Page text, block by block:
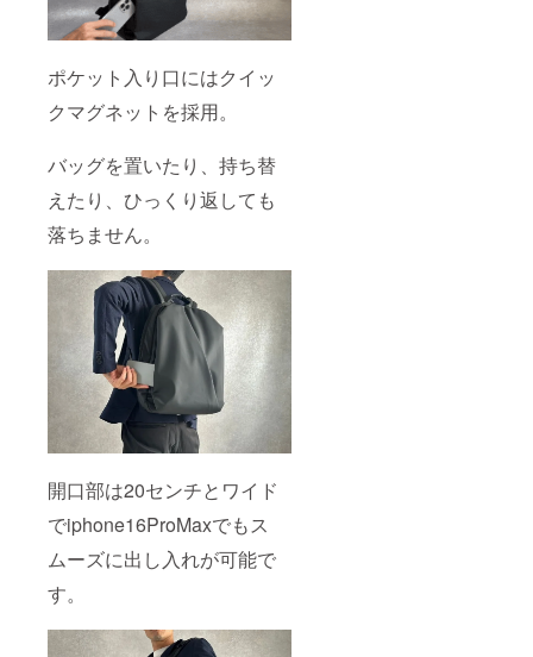
ポケット入り口にはクイッ
クマグネットを採用。
バッグを置いたり、持ち替
えたり、ひっくり返しても
落ちません。
開口部は20センチとワイド
でiphone16ProMaxでもス
ムーズに出し入れが可能で
す。